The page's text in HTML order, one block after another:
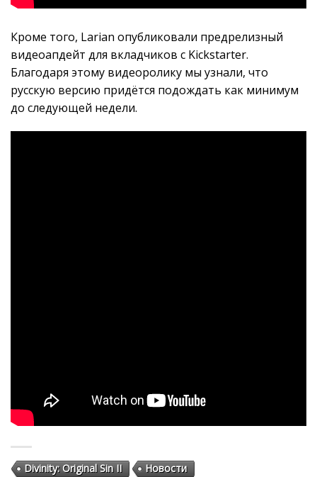
Кроме того, Larian опубликовали предрелизный
видеоапдейт для вкладчиков с Kickstarter.
Благодаря этому видеоролику мы узнали, что
русскую версию придётся подождать как минимум
до следующей недели.
Divinity: Original Sin II Новости